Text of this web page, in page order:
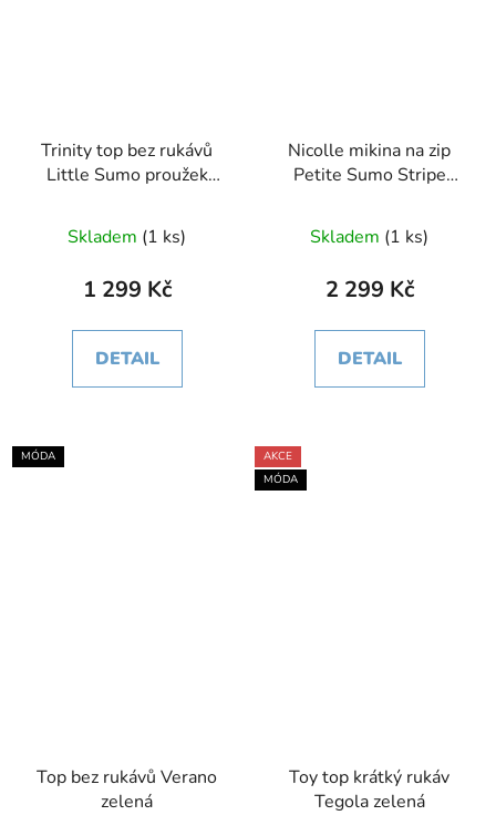
Trinity top bez rukávů
Little Sumo proužek
Skladem (1 ks)
1 299 Kč
DETAIL
Nicolle mikina na zip
Petite Sumo Stripe
Skladem (1 ks)
2 299 Kč
DETAIL
MÓDA
Top bez rukávů Verano
zelená
AKCE
MÓDA
Toy top krátký rukáv
Tegola zelená